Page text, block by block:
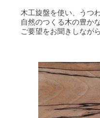
木工旋盤を使い、うつ
自然のつくる木の豊か
ご要望をお聞きしなが